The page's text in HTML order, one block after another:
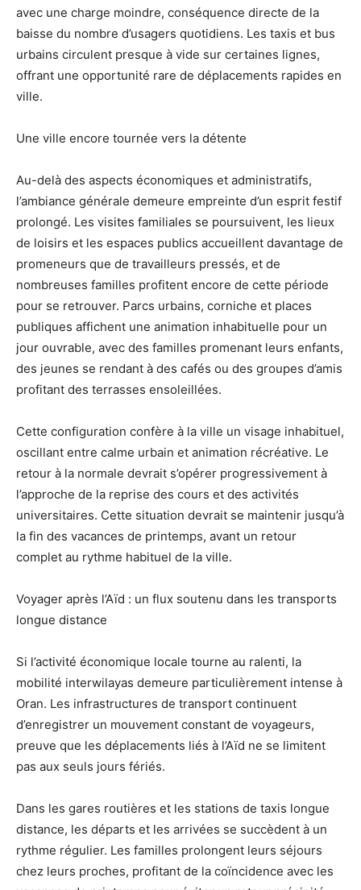
avec une charge moindre, conséquence directe de la
baisse du nombre d’usagers quotidiens. Les taxis et bus
urbains circulent presque à vide sur certaines lignes,
offrant une opportunité rare de déplacements rapides en
ville.
Une ville encore tournée vers la détente
Au-delà des aspects économiques et administratifs,
l’ambiance générale demeure empreinte d’un esprit festif
prolongé. Les visites familiales se poursuivent, les lieux
de loisirs et les espaces publics accueillent davantage de
promeneurs que de travailleurs pressés, et de
nombreuses familles profitent encore de cette période
pour se retrouver. Parcs urbains, corniche et places
publiques affichent une animation inhabituelle pour un
jour ouvrable, avec des familles promenant leurs enfants,
des jeunes se rendant à des cafés ou des groupes d’amis
profitant des terrasses ensoleillées.
Cette configuration confère à la ville un visage inhabituel,
oscillant entre calme urbain et animation récréative. Le
retour à la normale devrait s’opérer progressivement à
l’approche de la reprise des cours et des activités
universitaires. Cette situation devrait se maintenir jusqu’à
la fin des vacances de printemps, avant un retour
complet au rythme habituel de la ville.
Voyager après l’Aïd : un flux soutenu dans les transports
longue distance
Si l’activité économique locale tourne au ralenti, la
mobilité interwilayas demeure particulièrement intense à
Oran. Les infrastructures de transport continuent
d’enregistrer un mouvement constant de voyageurs,
preuve que les déplacements liés à l’Aïd ne se limitent
pas aux seuls jours fériés.
Dans les gares routières et les stations de taxis longue
distance, les départs et les arrivées se succèdent à un
rythme régulier. Les familles prolongent leurs séjours
chez leurs proches, profitant de la coïncidence avec les